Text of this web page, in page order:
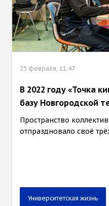
25 февраля, 11:47
В 2022 году «Точка
базу Новгородской
Пространство
отпраздновало своё
Университетская жизнь